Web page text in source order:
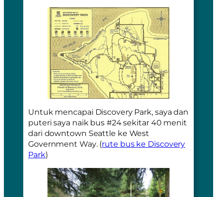
Untuk mencapai Discovery Park, saya dan
puteri saya naik bus #24 sekitar 40 menit
dari downtown Seattle ke West
Government Way. (rute bus ke Discovery
Park)